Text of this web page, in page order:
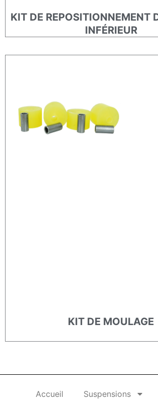
KIT DE REPOSITIONNEMENT
INFÉRIEUR
KIT DE MOULAGE
Accueil Suspensions